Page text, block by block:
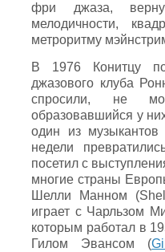
фри джаза,
мелодичности,
метроритму
В 1976 Конитцу
джазового клуба
спросили, не
образовавшийся у
один из музыкантов
недели
посетил с
многие страны
Шелли Манном
играет с Чарльзом
которым работал в
Гилом Эвансом (